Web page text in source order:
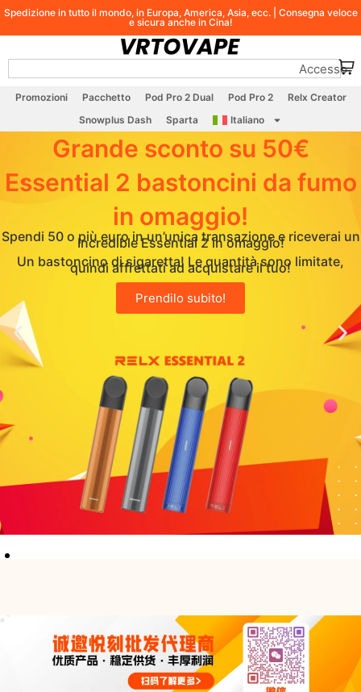
Spedizione in tutto il mondo, in Europa, America, Asia, ecc. | Consegna veloce
e sicura anche in Cina!
Accesso
Promozioni Pacchetto Pod Pro 2 Dual Pod Pro 2
Relx Creator
Snowplus Dash
Sparta Italiano
Grande sconto su 50€
Essential 2 bastoncini da fumo
in omaggio!
Spendi 50 o più euro in un’unica transazione e riceverai un
Incredible Essential 2 in omaggio!
Un bastoncino di sigaretta! Le quantità sono limitate,
quindi affrettati ad acquistare il tuo!
Prendilo subito!